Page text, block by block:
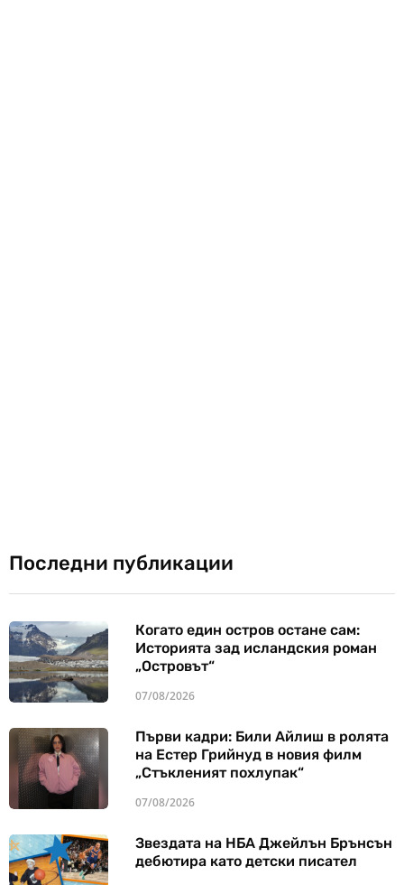
Последни публикации
Когато един остров остане сам:
Историята зад исландския роман
„Островът“
07/08/2026
Първи кадри: Били Айлиш в ролята
на Естер Грийнуд в новия филм
„Стъкленият похлупак“
07/08/2026
Звездата на НБА Джейлън Брънсън
дебютира като детски писател